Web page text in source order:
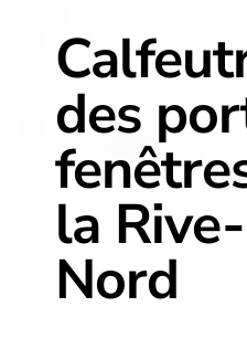
des
la Rive-
Nord